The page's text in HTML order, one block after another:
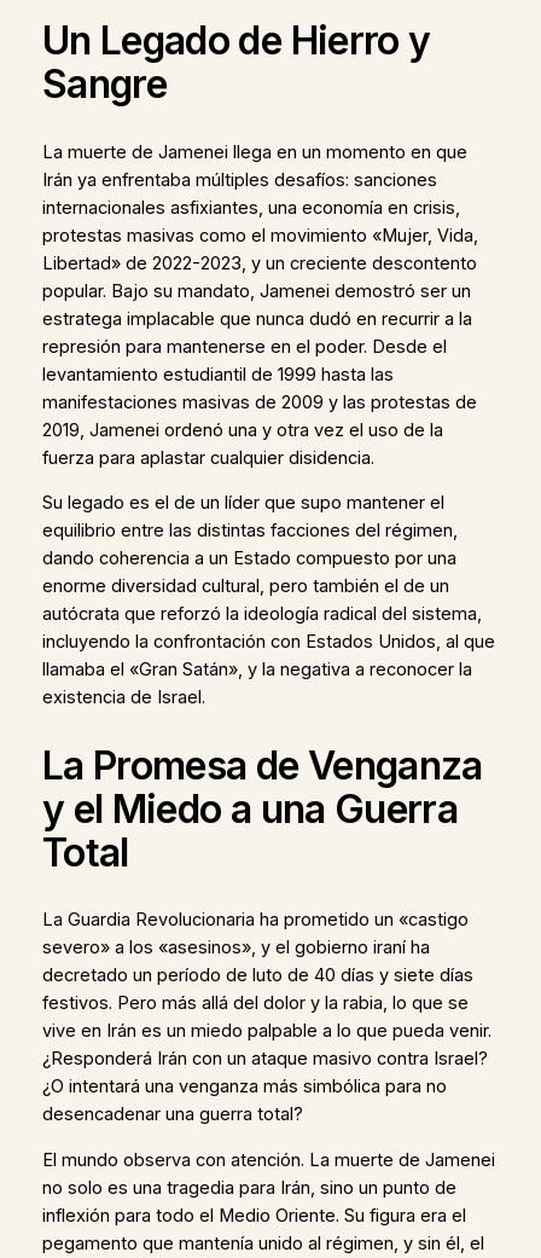
Un Legado de Hierro y
Sangre
La muerte de Jamenei llega en un momento en que
Irán ya enfrentaba múltiples desafíos: sanciones
internacionales asfixiantes, una economía en crisis,
protestas masivas como el movimiento «Mujer, Vida,
Libertad» de 2022-2023, y un creciente descontento
popular. Bajo su mandato, Jamenei demostró ser un
estratega implacable que nunca dudó en recurrir a la
represión para mantenerse en el poder. Desde el
levantamiento estudiantil de 1999 hasta las
manifestaciones masivas de 2009 y las protestas de
2019, Jamenei ordenó una y otra vez el uso de la
fuerza para aplastar cualquier disidencia.
Su legado es el de un líder que supo mantener el
equilibrio entre las distintas facciones del régimen,
dando coherencia a un Estado compuesto por una
enorme diversidad cultural, pero también el de un
autócrata que reforzó la ideología radical del sistema,
incluyendo la confrontación con Estados Unidos, al que
llamaba el «Gran Satán», y la negativa a reconocer la
existencia de Israel.
La Promesa de Venganza
y el Miedo a una Guerra
Total
La Guardia Revolucionaria ha prometido un «castigo
severo» a los «asesinos», y el gobierno iraní ha
decretado un período de luto de 40 días y siete días
festivos. Pero más allá del dolor y la rabia, lo que se
vive en Irán es un miedo palpable a lo que pueda venir.
¿Responderá Irán con un ataque masivo contra Israel?
¿O intentará una venganza más simbólica para no
desencadenar una guerra total?
El mundo observa con atención. La muerte de Jamenei
no solo es una tragedia para Irán, sino un punto de
inflexión para todo el Medio Oriente. Su figura era el
pegamento que mantenía unido al régimen, y sin él, el